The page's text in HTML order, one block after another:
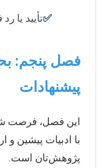
✅تأیید یا
فصل پنجم:
پیشنهادات
این فصل، فرصت
با ادبیات پیشین و
پژوهش‌تان است.